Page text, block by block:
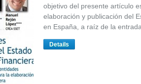
objetivo del presente artículo
elaboración y publicación del
en España, a raíz de la
Details